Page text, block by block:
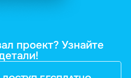
проект? Узнайте